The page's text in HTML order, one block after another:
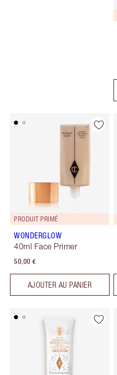
PRODUIT PRIMÉ
WONDERGLOW
40ml Face Primer
50,00 €
AJOUTER AU PANIER